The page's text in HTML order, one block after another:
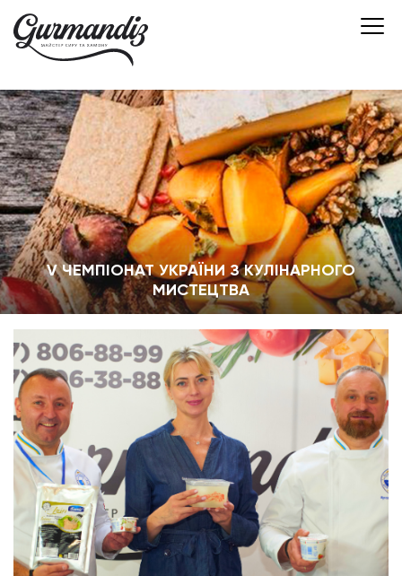
V ЧЕМПІОНАТ УКРАЇНИ З КУЛІНАРНОГО
МИСТЕЦТВА